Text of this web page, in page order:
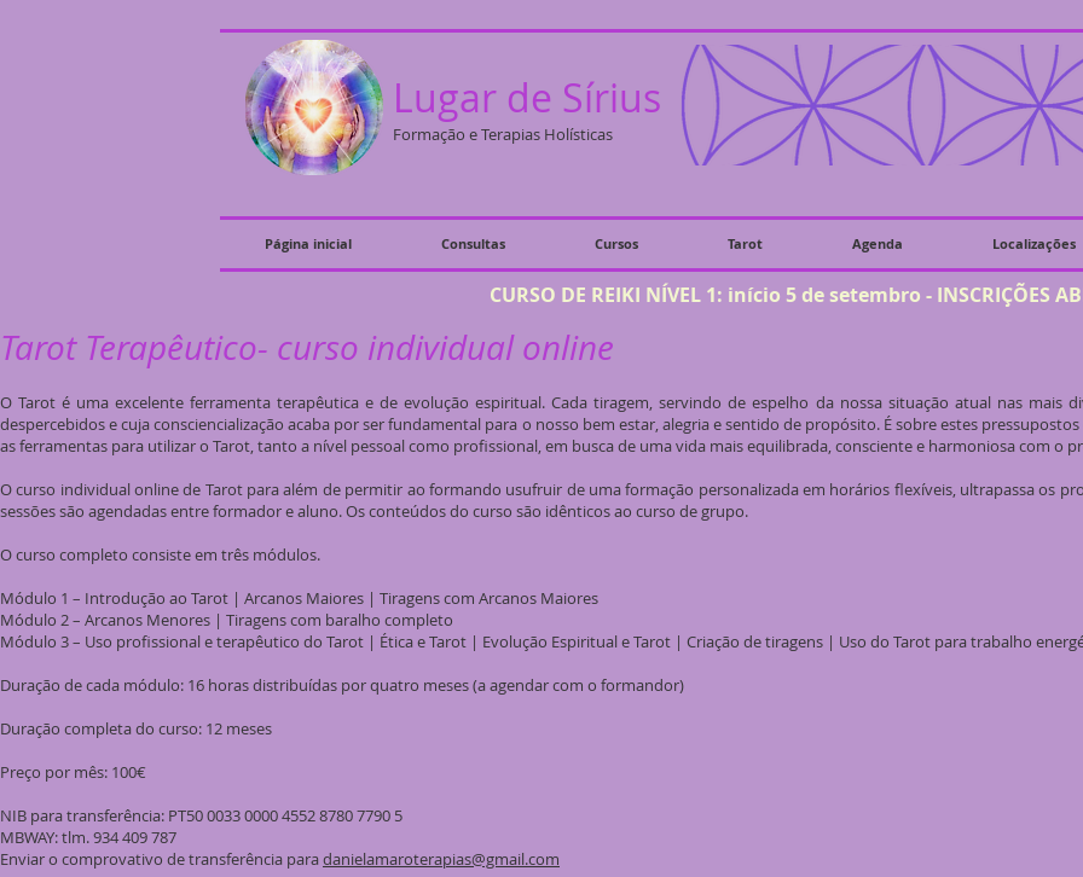
Lugar de Sírius
Formação e Terapias Holísticas
Página inicial Consultas Cursos Tarot Agenda Localizações
CURSO DE REIKI NÍVEL 1: início 5 de setembro - INSCRIÇÕES
Tarot Terapêutico- curso individual online
O Tarot é uma excelente ferramenta terapêutica e de evolução espiritual. Cada tiragem, servindo de espelho da nossa situação atual nas mais
despercebidos e cuja consciencialização acaba por ser fundamental para o nosso bem estar, alegria e sentido de propósito. É sobre estes
as ferramentas para utilizar o Tarot, tanto a nível pessoal como profissional, em busca de uma vida mais equilibrada, consciente e harmoniosa com o
O curso individual online de Tarot para além de permitir ao formando usufruir de uma formação personalizada em horários flexíveis, ultrapassa os
sessões são agendadas entre formador e aluno. Os conteúdos do curso são idênticos ao curso de grupo.
O curso completo consiste em três módulos.
Módulo 1 – Introdução ao Tarot | Arcanos Maiores | Tiragens com Arcanos Maiores
Módulo 2 – Arcanos Menores | Tiragens com baralho completo
Módulo 3 – Uso profissional e terapêutico do Tarot | Ética e Tarot | Evolução Espiritual e Tarot | Criação de tiragens | Uso do Tarot para trabalho
Duração de cada módulo: 16 horas distribuídas por quatro meses (a agendar com o formandor)
Duração completa do curso: 12 meses
Preço por mês: 100€
NIB para transferência: PT50 0033 0000 4552 8780 7790 5
MBWAY: tlm. 934 409 787
Enviar o comprovativo de transferência paradanielamaroterapias@gmail.com